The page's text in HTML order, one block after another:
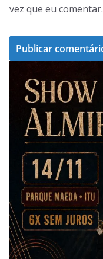
vez que eu comentar.